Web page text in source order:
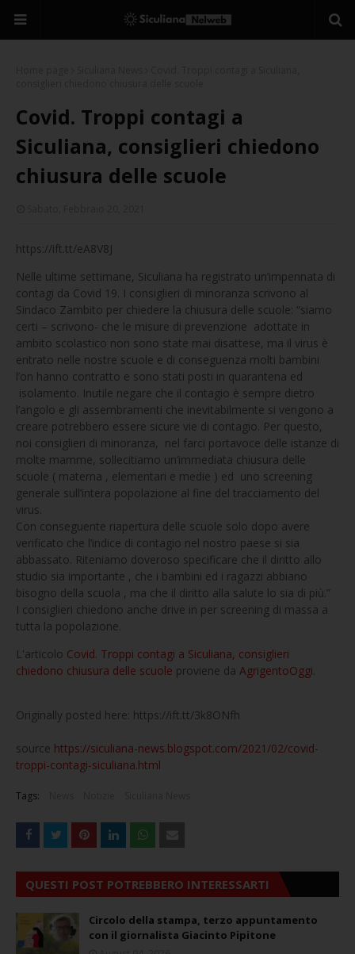
Covid. Troppi contagi a
Siculiana, consiglieri chiedono
chiusura delle scuole
https://ift.tt/eA8V8J
Nelle ultime settimane, Siculiana ha registrato un’impennata di
contagi da Covid 19. I consiglieri di minoranza scrivono al
Sindaco Zambito per chiedere la chiusura delle scuole: “siamo
certi – scrivono- che le misure di prevenzione adottate in
ambito scolastico non sono state mai disattese, ma il virus è
entrato nelle nostre scuole e di conseguenza molti bambini
l’on hanno contratto e sono stati posti in quarantena ed
isolamento. Inutile negare che il contagio è sempre dietro
l’angolo e gli assembramenti che inevitabilmente si vengono a
creare potrebbero essere sicure vie di contagio. Per questo,
noi consiglieri di minoranza, nel farci portavoce delle istanze di
molte mamme, sollecitiamo un’immediata chiusura delle
scuole ( materna , elementari e medie ) ed uno screening
generale sull’intera popolazione al fine del tracciamento del
virus.
Con conseguente riapertura delle scuole solo dopo avere
verificato che l’indice di contagio nel nostro paese si sia
abbassato. Riteniamo doveroso specificare che il diritto allo
studio sia importante , che i bambini ed i ragazzi abbiano
bisogno della scuola , ma che il diritto alla salute lo sia di più.”
I consiglieri chiedono anche drive in per screening di massa a
tutta la popolazione.
L'articolo Covid. Troppi contagi a Siculiana, consiglieri
chiedono chiusura delle scuole proviene da AgrigentoOggi.
Originally posted here: https://ift.tt/3k8ONfh
source https://siculiana-news.blogspot.com/2021/02/covid-
troppi-contagi-siculiana.html
Tags:
QUESTI POST POTREBBERO INTERESSARTI
Circolo della stampa, terzo appuntamento
con il giornalista Giacinto Pipitone